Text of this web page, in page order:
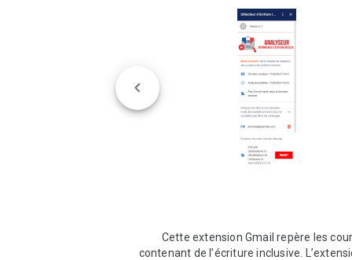
Cette extension Gmail repère les
contenant de l’écriture inclusive.